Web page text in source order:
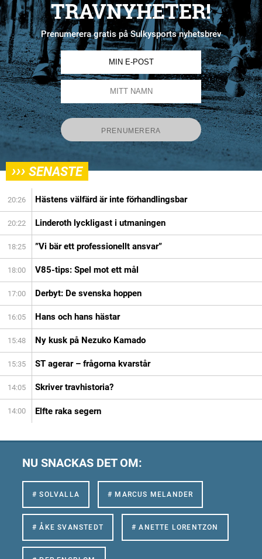
TRAVNYHETER!
Prenumerera gratis på Sulkysports nyhetsbrev
››› SENASTE
20:26 Hästens välfärd är inte förhandlingsbar
20:22 Linderoth lyckligast i utmaningen
18:25 ”Vi bär ett professionellt ansvar”
18:00 V85-tips: Spel mot ett mål
17:00 Derbyt: De svenska hoppen
16:05 Hans och hans hästar
15:48 Ny kusk på Nezuko Kamado
15:35 ST agerar – frågorna kvarstår
14:05 Skriver travhistoria?
14:00 Elfte raka segern
NU SNACKAS DET OM:
# SOLVALLA # MARCUS MELANDER
# ÅKE SVANSTEDT # ANETTE LORENTZON